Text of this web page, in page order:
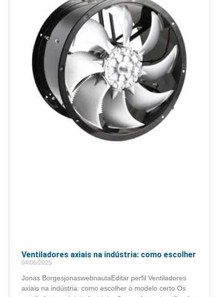
Ventiladores axiais na indústria: como escolher
04/06/2025
Jonas BorgesjonaswebnautaEditar perfil Ventiladores
axiais na indústria: como escolher o modelo certo Os